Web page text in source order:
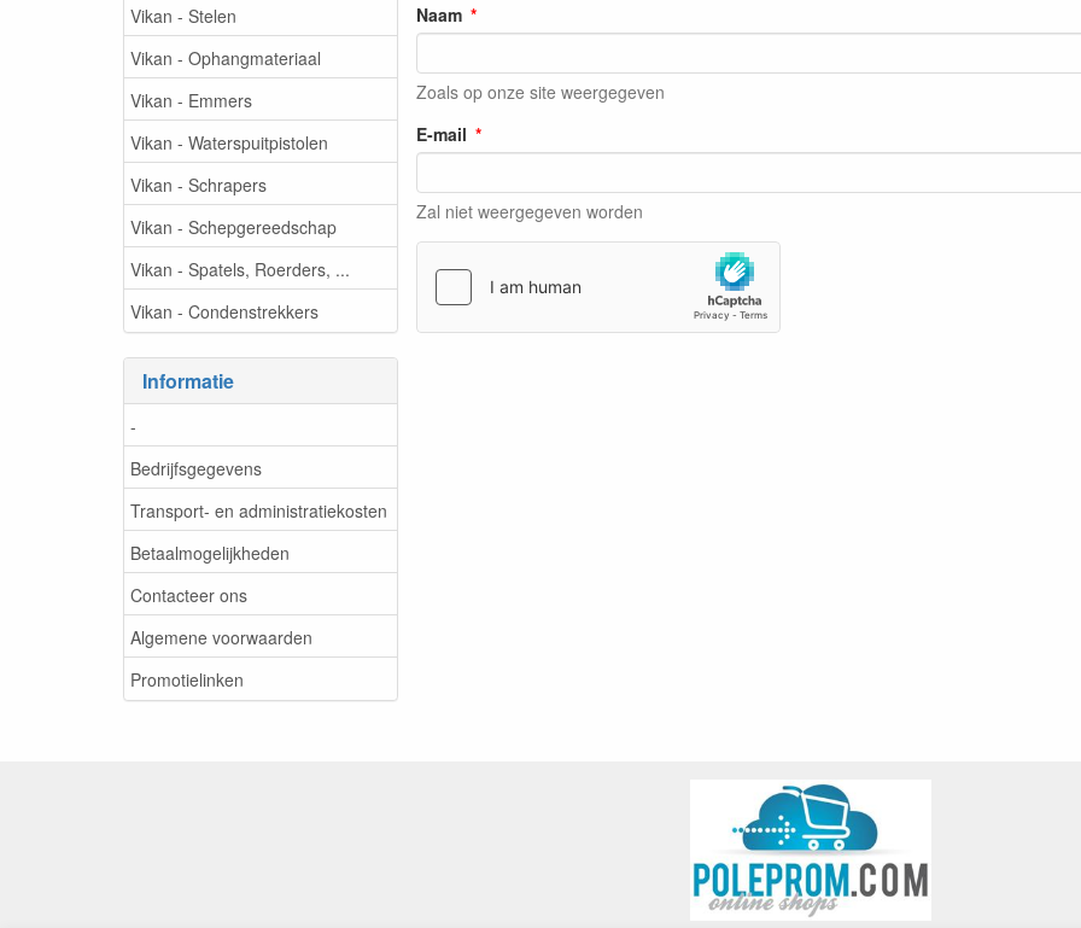
Vikan - Stelen
Vikan - Ophangmateriaal
Vikan - Emmers
Vikan - Waterspuitpistolen
Vikan - Schrapers
Vikan - Schepgereedschap
Vikan - Spatels, Roerders, ...
Vikan - Condenstrekkers
Informatie
-
Bedrijfsgegevens
Transport- en administratiekosten
Betaalmogelijkheden
Contacteer ons
Algemene voorwaarden
Promotielinken
Naam
Zoals op onze site weergegeven
E-mail
Zal niet weergegeven worden